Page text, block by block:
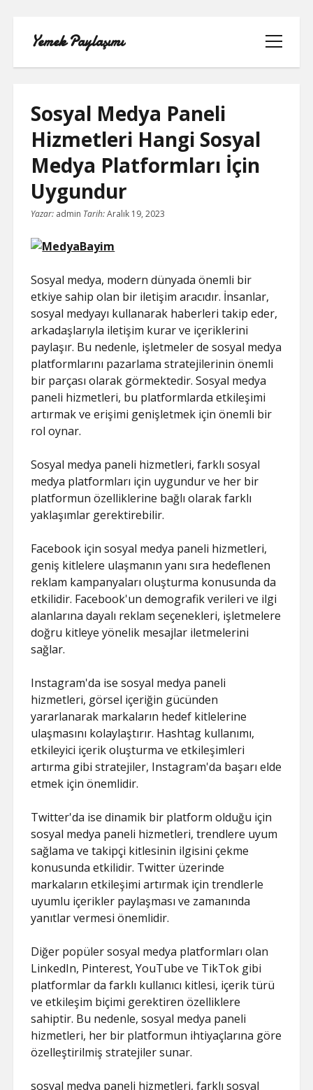
Yemek Paylaşımı
menüyü
aç
LISTE
SAYFA LISTESI
SPOTIFY TAKIPÇI YÜKSELTME
TWITTER IZLENME GÖNDERME
ŞIFRESIZ
Sosyal Medya Paneli
Hizmetleri Hangi Sosyal
Medya Platformları İçin
Uygundur
Yazar: admin Tarih:Aralık 19, 2023
Sosyal medya, modern dünyada önemli bir
etkiye sahip olan bir iletişim aracıdır. İnsanlar,
sosyal medyayı kullanarak haberleri takip eder,
arkadaşlarıyla iletişim kurar ve içeriklerini
paylaşır. Bu nedenle, işletmeler de sosyal medya
platformlarını pazarlama stratejilerinin önemli
bir parçası olarak görmektedir. Sosyal medya
paneli hizmetleri, bu platformlarda etkileşimi
artırmak ve erişimi genişletmek için önemli bir
rol oynar.
Sosyal medya paneli hizmetleri, farklı sosyal
medya platformları için uygundur ve her bir
platformun özelliklerine bağlı olarak farklı
yaklaşımlar gerektirebilir.
Facebook için sosyal medya paneli hizmetleri,
geniş kitlelere ulaşmanın yanı sıra hedeflenen
reklam kampanyaları oluşturma konusunda da
etkilidir. Facebook'un demografik verileri ve ilgi
alanlarına dayalı reklam seçenekleri, işletmelere
doğru kitleye yönelik mesajlar iletmelerini
sağlar.
Instagram'da ise sosyal medya paneli
hizmetleri, görsel içeriğin gücünden
yararlanarak markaların hedef kitlelerine
ulaşmasını kolaylaştırır. Hashtag kullanımı,
etkileyici içerik oluşturma ve etkileşimleri
artırma gibi stratejiler, Instagram'da başarı elde
etmek için önemlidir.
Twitter'da ise dinamik bir platform olduğu için
sosyal medya paneli hizmetleri, trendlere uyum
sağlama ve takipçi kitlesinin ilgisini çekme
konusunda etkilidir. Twitter üzerinde
markaların etkileşimi artırmak için trendlerle
uyumlu içerikler paylaşması ve zamanında
yanıtlar vermesi önemlidir.
Diğer popüler sosyal medya platformları olan
LinkedIn, Pinterest, YouTube ve TikTok gibi
platformlar da farklı kullanıcı kitlesi, içerik türü
ve etkileşim biçimi gerektiren özelliklere
sahiptir. Bu nedenle, sosyal medya paneli
hizmetleri, her bir platformun ihtiyaçlarına göre
özelleştirilmiş stratejiler sunar.
sosyal medya paneli hizmetleri, farklı sosyal